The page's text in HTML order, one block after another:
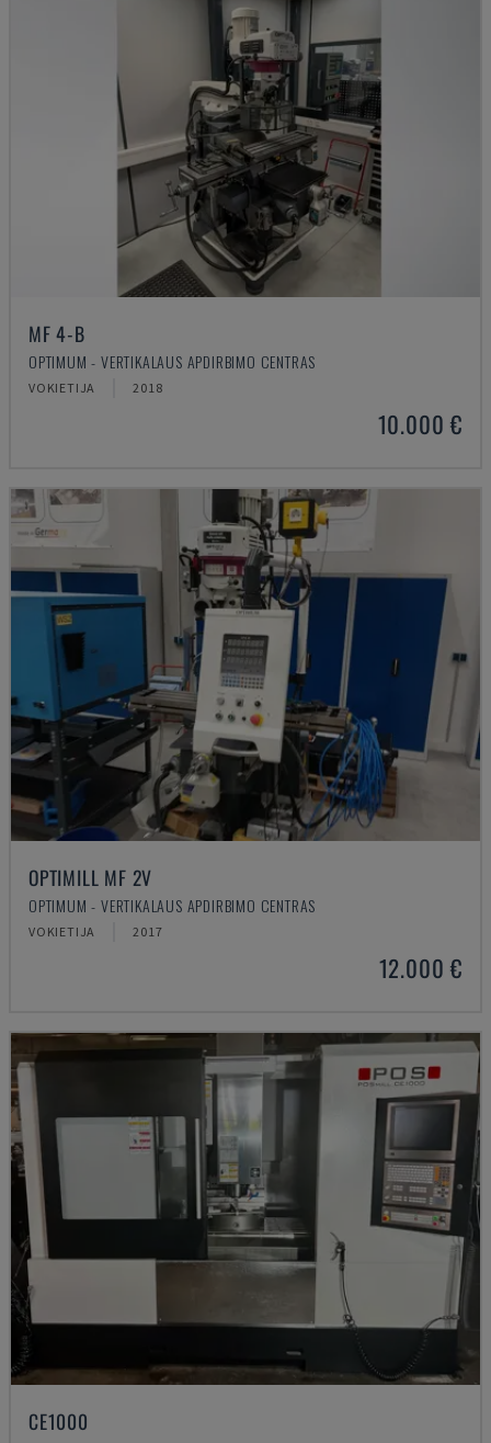
MF 4-B
OPTIMUM - VERTIKALAUS APDIRBIMO CENTRAS
VOKIETIJA 2018
10.000 €
OPTIMILL MF 2V
OPTIMUM - VERTIKALAUS APDIRBIMO CENTRAS
VOKIETIJA 2017
12.000 €
CE1000